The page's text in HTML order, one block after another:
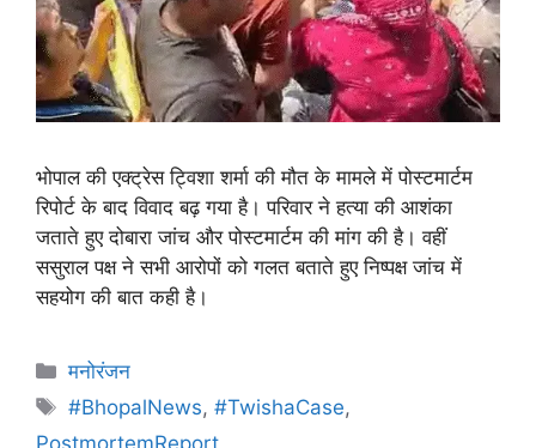
भोपाल की एक्ट्रेस ट्विशा शर्मा की मौत के मामले में पोस्टमार्टम
रिपोर्ट के बाद विवाद बढ़ गया है। परिवार ने हत्या की आशंका
जताते हुए दोबारा जांच और पोस्टमार्टम की मांग की है। वहीं
ससुराल पक्ष ने सभी आरोपों को गलत बताते हुए निष्पक्ष जांच में
सहयोग की बात कही है।
मनोरंजन
#BhopalNews,#TwishaCase,
PostmortemReport